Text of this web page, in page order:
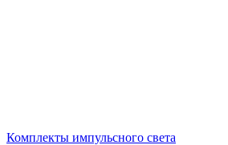
Комплекты импульсного света